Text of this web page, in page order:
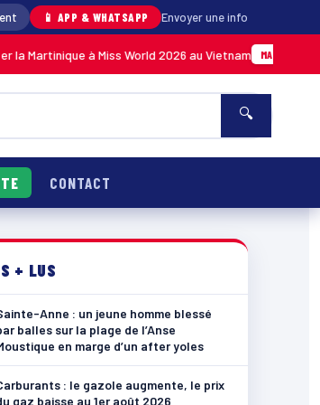
📱 APP & WHATSAPP Envoyer une info
Martinique à Miss World 2026 au Vietnam MARTINIQUE
🔍
CONTACT
+ LUS
Anne : un jeune homme blessé
balles sur la plage de l’Anse
en marge d’un after yoles
: le gazole augmente, le prix
gaz baisse au 1er août 2026